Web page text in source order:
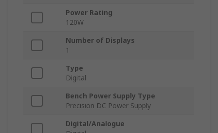
Power Rating
120W
Number of Displays
1
Type
Digital
Bench Power Supply Type
Precision DC Power Supply
Digital/Analogue